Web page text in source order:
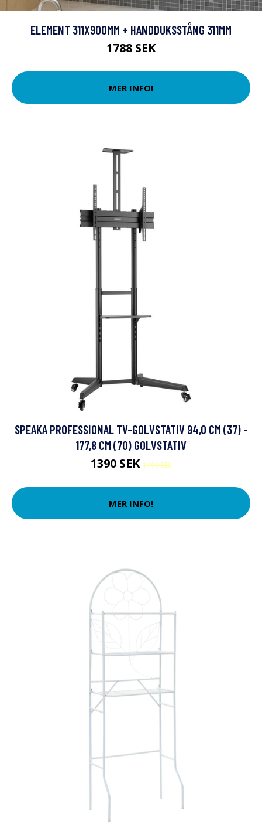
ELEMENT 311X900MM + HANDDUKSSTÅNG 311MM
1788 SEK
MER INFO!
SPEAKA PROFESSIONAL TV-GOLVSTATIV 94,0 CM (37) -
177,8 CM (70) GOLVSTATIV
1390 SEK1490 SEK
MER INFO!